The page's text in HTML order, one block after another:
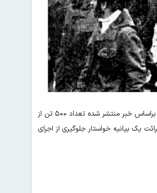
به دنبال انتشار حکم آیت الله خلخالی تعدادی از نیرو‌های ارتش با اجرای این حکم مخالفت کردند. براساس خبر منتشر شده تعداد ۵۰۰ تن از
یک بیانیه خواستار جلوگیری از اجرای